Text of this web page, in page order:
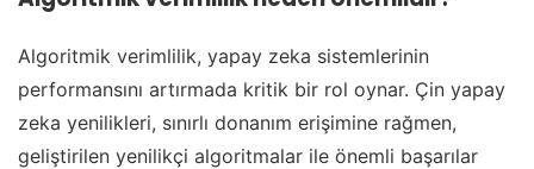
Algoritmik verimlilik, yapay zeka sistemlerinin
performansını artırmada kritik bir rol oynar. Çin yapay
zeka yenilikleri, sınırlı donanım erişimine rağmen,
geliştirilen yenilikçi algoritmalar ile önemli başarılar